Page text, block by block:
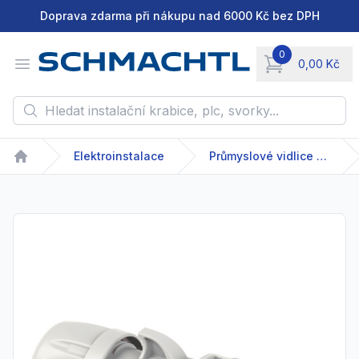
Doprava zdarma při nákupu nad 6000 Kč bez DPH
Open menu
0
0,00 Kč
items in cart,
Hledat instalační krabice, plc, svorky...
Home
Elektroinstalace Průmyslové vidlice a zásuvky